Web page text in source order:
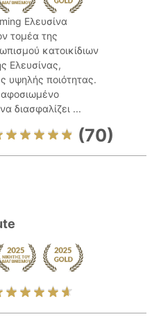
Ελευσίνα
τομέα της
κατοικίδιων
Ελευσίνας,
υψηλής ποιότητας.
αφοσιωμένο
διασφαλίζει ...
(70)